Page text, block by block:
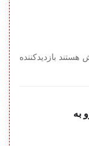
بازدیدکننده
به